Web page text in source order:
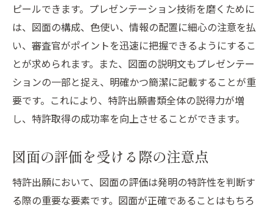
ピールできます。プレゼンテーション技術を磨くために
は、図面の構成、色使い、情報の配置に細心の注意を払
い、審査官がポイントを迅速に把握できるようにするこ
とが求められます。また、図面の説明文もプレゼンテー
ションの一部と捉え、明確かつ簡潔に記載することが重
要です。これにより、特許出願書類全体の説得力が増
し、特許取得の成功率を向上させることができます。
図面の評価を受ける際の注意点
特許出願において、図面の評価は発明の特許性を判断す
る際の重要な要素です。図面が正確であることはもちろ